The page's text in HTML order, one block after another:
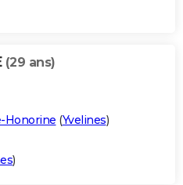
(29 ans)
Honorine (Yvelines)
)